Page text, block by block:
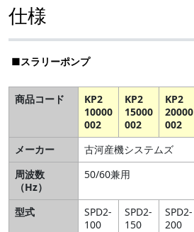
仕様
■スラリーポンプ
商品コード
KP2
10000
002
KP2
15000
002
KP2
20000
002
メーカー
古河産機システムズ
周波数
（Hz）
50/60兼用
型式
SPD2-
100
SPD2-
150
SPD2-
200